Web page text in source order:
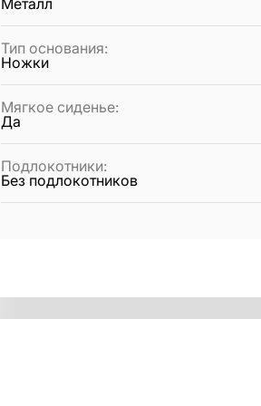
Металл
Тип основания:
Ножки
Мягкое сиденье:
Да
Подлокотники:
Без подлокотников